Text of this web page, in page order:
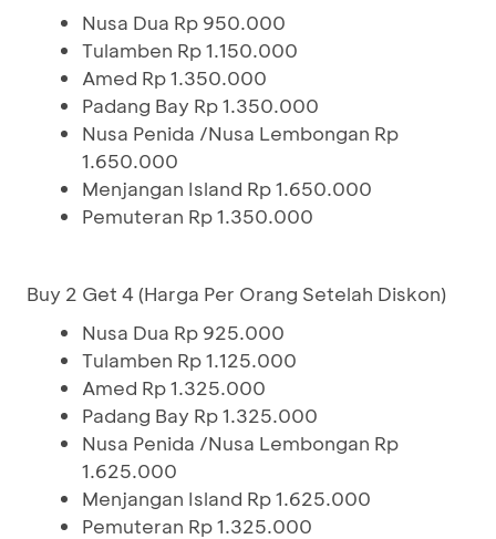
Nusa Dua Rp 950.000
Tulamben Rp 1.150.000
Amed Rp 1.350.000
Padang Bay Rp 1.350.000
Nusa Penida /Nusa Lembongan Rp
1.650.000
Menjangan Island Rp 1.650.000
Pemuteran Rp 1.350.000
Buy 2 Get 4 (Harga Per Orang Setelah Diskon)
Nusa Dua Rp 925.000
Tulamben Rp 1.125.000
Amed Rp 1.325.000
Padang Bay Rp 1.325.000
Nusa Penida /Nusa Lembongan Rp
1.625.000
Menjangan Island Rp 1.625.000
Pemuteran Rp 1.325.000